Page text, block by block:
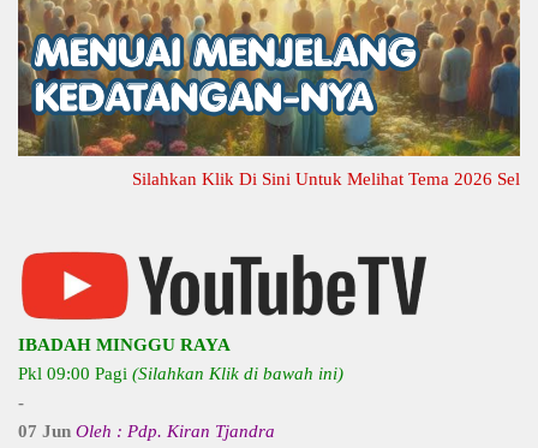
Silahkan Klik Di Sini Untuk Melihat Tema 2026
IBADAH MINGGU RAYA
Pkl 09:00 Pagi (Silahkan Klik di bawah ini)
-
07 Jun Oleh : Pdp. Kiran Tjandra